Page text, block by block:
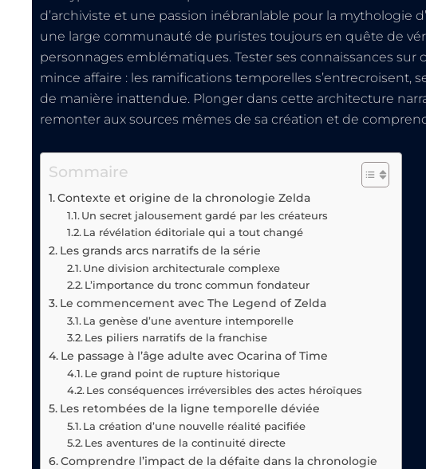
d’archiviste et une passion inébranlable pour la mythologie
une large communauté de puristes toujours en quête de
personnages emblématiques. Tester ses connaissances sur
mince affaire : les ramifications temporelles s’entrecroisent,
de manière inattendue. Plonger dans cette architecture
remonter aux sources mêmes de sa création et de
Sommaire
Contexte et origine de la chronologie Zelda
Un secret jalousement gardé par les créateurs
La révélation éditoriale qui a tout changé
Les grands arcs narratifs de la série
Une division architecturale complexe
L’importance du tronc commun fondateur
Le commencement avec The Legend of Zelda
La genèse d’une aventure intemporelle
Les piliers narratifs de la franchise
Le passage à l’âge adulte avec Ocarina of Time
Le grand point de rupture historique
Les conséquences irréversibles des actes héroïques
Les retombées de la ligne temporelle déviée
La création d’une nouvelle réalité pacifiée
Les aventures de la continuité directe
Comprendre l’impact de la défaite dans la chronologie